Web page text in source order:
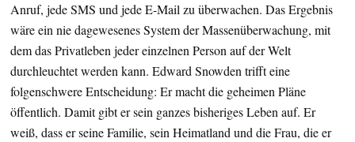
Anruf, jede SMS und jede E-Mail zu überwachen. Das Ergebnis
wäre ein nie dagewesenes System der Massenüberwachung, mit
dem das Privatleben jeder einzelnen Person auf der Welt
durchleuchtet werden kann. Edward Snowden trifft eine
folgenschwere Entscheidung: Er macht die geheimen Pläne
öffentlich. Damit gibt er sein ganzes bisheriges Leben auf. Er
weiß, dass er seine Familie, sein Heimatland und die Frau, die er